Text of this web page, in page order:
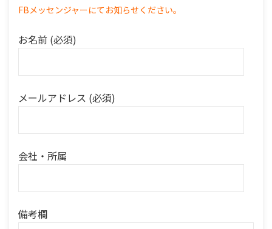
FBメッセンジャーにてお知らせください。
お名前 (必須)
メールアドレス (必須)
会社・所属
備考欄